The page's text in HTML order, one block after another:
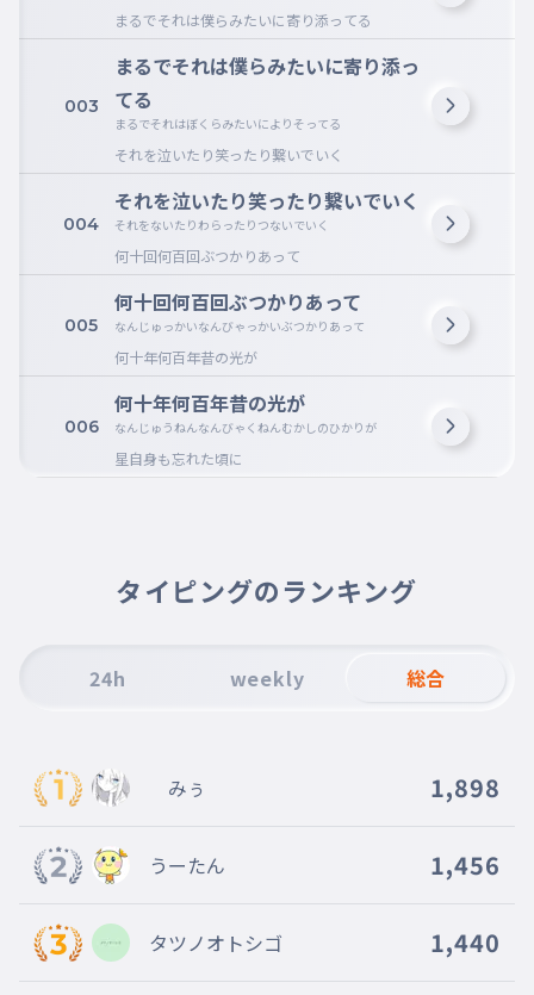
まるでそれは僕らみたいに寄り添ってる
003
まるでそれは僕らみたいに寄り添っ
てる
まるでそれはぼくらみたいによりそってる
それを泣いたり笑ったり繋いでいく
004
それを泣いたり笑ったり繋いでいく
それをないたりわらったりつないでいく
何十回何百回ぶつかりあって
005
何十回何百回ぶつかりあって
なんじゅっかいなんびゃっかいぶつかりあって
何十年何百年昔の光が
006
何十年何百年昔の光が
なんじゅうねんなんびゃくねんむかしのひかりが
星自身も忘れた頃に
僕らに届いてる
僕ら見つけ合って手繰り合って
同じ空
輝くのだって二人だって
011 かがやくのだってふたりだって
約束した
タイピングのランキング
24h weekly 総合
みぅ 1,898
うーたん 1,456
タツノオトシゴ 1,440